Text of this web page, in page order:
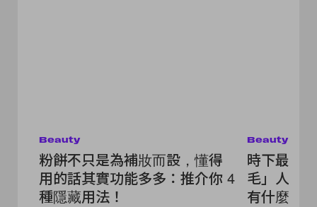
Beauty
粉餅不只是為補妝而設，懂得
用的話其實功能多多：推介你 4
種隱藏用法！
Beauty
時下最流
毛」人人
有什麼該